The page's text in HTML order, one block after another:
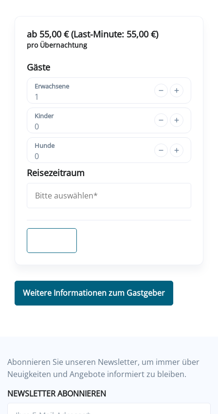
ab 55,00 € (Last-Minute: 55,00 €)
pro Übernachtung
Gäste
Erwachsene
1
Kinder
0
Hunde
0
Reisezeitraum
Weitere Informationen zum Gastgeber
Abonnieren Sie unseren Newsletter, um immer über
Neuigkeiten und Angebote informiert zu bleiben.
NEWSLETTER ABONNIEREN